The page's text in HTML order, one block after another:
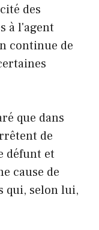
des
à l'agent
continue de
que dans
de
défunt et
cause de
qui, selon lui,